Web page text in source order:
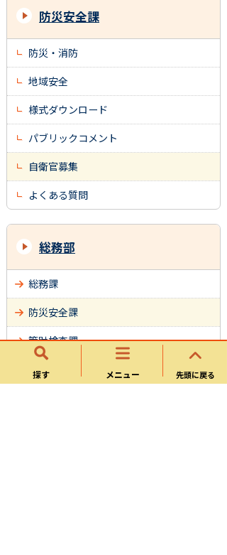
探す メニュー 先頭に戻る
防災安全課
防災・消防
地域安全
様式ダウンロード
パブリックコメント
自衛官募集
よくある質問
総務部
総務課
防災安全課
管財検査課
市民課